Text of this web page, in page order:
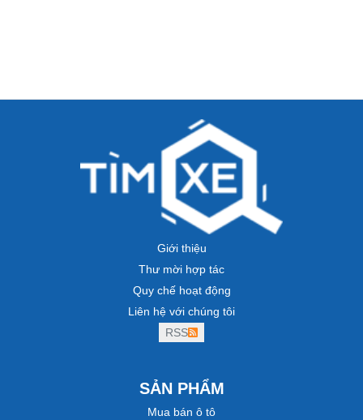
Giới thiệu
Thư mời hợp tác
Quy chế hoạt động
Liên hệ với chúng tôi
RSS
SẢN PHẨM
Mua bán ô tô